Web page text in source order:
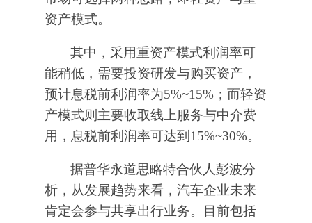
资产模式。
其中，采用重资产模式利润率可
能稍低，需要投资研发与购买资产，
预计息税前利润率为5%~15%；而轻资
产模式则主要收取线上服务与中介费
用，息税前利润率可达到15%~30%。
据普华永道思略特合伙人彭波分
析，从发展趋势来看，汽车企业未来
肯定会参与共享出行业务。目前包括